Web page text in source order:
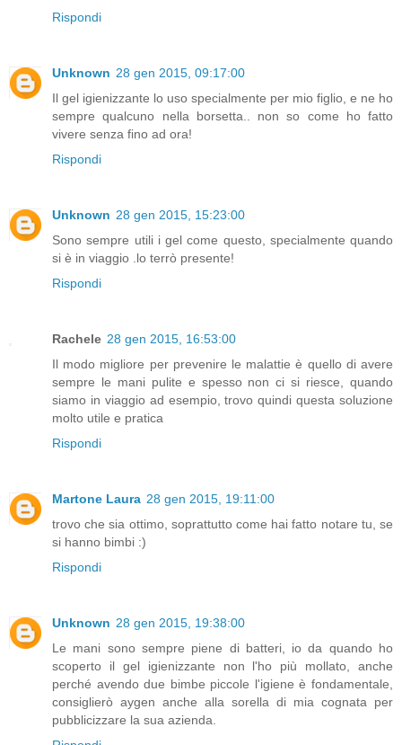
Rispondi
Unknown 28 gen 2015, 09:17:00
Il gel igienizzante lo uso specialmente per mio figlio, e ne ho
sempre qualcuno nella borsetta.. non so come ho fatto
vivere senza fino ad ora!
Rispondi
Unknown 28 gen 2015, 15:23:00
Sono sempre utili i gel come questo, specialmente quando
si è in viaggio .lo terrò presente!
Rispondi
Rachele 28 gen 2015, 16:53:00
Il modo migliore per prevenire le malattie è quello di avere
sempre le mani pulite e spesso non ci si riesce, quando
siamo in viaggio ad esempio, trovo quindi questa soluzione
molto utile e pratica
Rispondi
Martone Laura 28 gen 2015, 19:11:00
trovo che sia ottimo, soprattutto come hai fatto notare tu, se
si hanno bimbi :)
Rispondi
Unknown 28 gen 2015, 19:38:00
Le mani sono sempre piene di batteri, io da quando ho
scoperto il gel igienizzante non l'ho più mollato, anche
perché avendo due bimbe piccole l'igiene è fondamentale,
consiglierò aygen anche alla sorella di mia cognata per
pubblicizzare la sua azienda.